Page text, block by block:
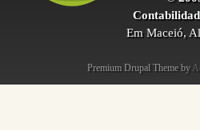
Em Maceió,
Premium Drupal Theme by